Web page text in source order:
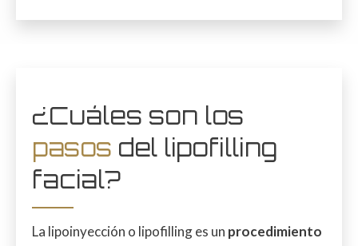
¿Cuáles son los
pasos del lipofilling
facial?
La lipoinyección o lipofilling es un procedimiento